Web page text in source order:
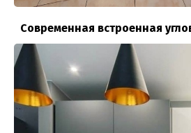
Современная встроенная